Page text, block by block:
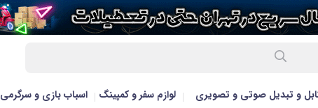
و تبدیل صوتی و تصویری لوازم سفر و کمپینگ اسباب بازی و سرگرمی